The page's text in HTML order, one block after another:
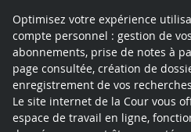
Optimisez votre expérience
compte personnel : gestion de
abonnements, prise de notes à
page consultée, création de
enregistrement de vos
Le site internet de la Cour vous
espace de travail en ligne,